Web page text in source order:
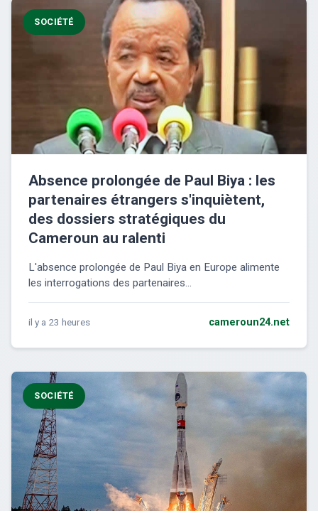
SOCIÉTÉ
Absence prolongée de Paul Biya : les
partenaires étrangers s'inquiètent,
des dossiers stratégiques du
Cameroun au ralenti
L'absence prolongée de Paul Biya en Europe alimente
les interrogations des partenaires...
il y a 23 heures cameroun24.net
SOCIÉTÉ